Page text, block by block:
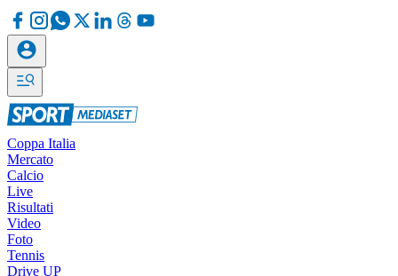
Coppa Italia
Mercato
Calcio
Live
Risultati
Video
Foto
Tennis
Drive UP